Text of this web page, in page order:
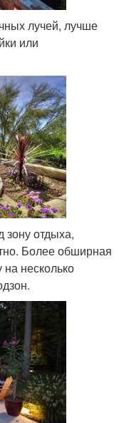
лучей, лучше
или
зону отдыха,
Более обширная
несколько